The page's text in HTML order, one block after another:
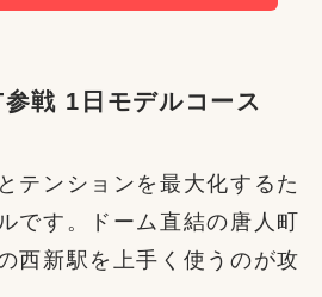
戦 1日モデルコース
テンションを最大化するた
です。ドーム直結の唐人町
西新駅を上手く使うのが攻